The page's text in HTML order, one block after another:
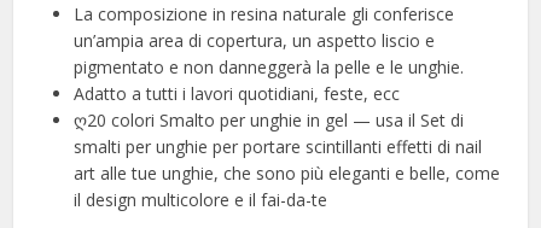
La composizione in resina naturale gli conferisce
un’ampia area di copertura, un aspetto liscio e
pigmentato e non danneggerà la pelle e le unghie.
Adatto a tutti i lavori quotidiani, feste, ecc
ღ20 colori Smalto per unghie in gel — usa il Set di
smalti per unghie per portare scintillanti effetti di nail
art alle tue unghie, che sono più eleganti e belle, come
il design multicolore e il fai-da-te